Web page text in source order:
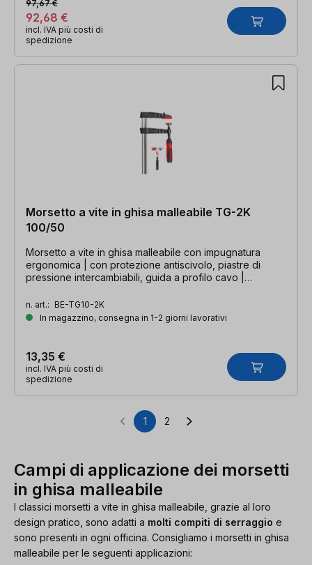
92,68 €
97,67 €
incl. IVA più costi di
spedizione
Morsetto a vite in ghisa malleabile TG-2K
100/50
Morsetto a vite in ghisa malleabile con impugnatura
ergonomica | con protezione antiscivolo, piastre di
pressione intercambiabili, guida a profilo cavo |
mm, guida 15 x 5 mm
n. art.: BE-TG10-2K
In magazzino, consegna in 1-2 giorni lavorativi
13,35 €
incl. IVA più costi di
spedizione
Pagina
1 Pagina
2
Campi di applicazione dei morsetti
in ghisa malleabile
I classici morsetti a vite in ghisa malleabile, grazie al loro
design pratico, sono adatti a molti compiti di serraggio e
sono presenti in ogni officina. Consigliamo i morsetti in ghisa
malleabile per le seguenti applicazioni: